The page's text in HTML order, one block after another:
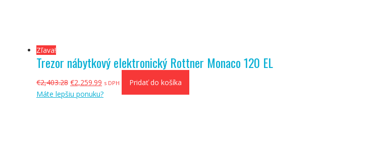
Zľava!
Trezor nábytkový elektronický Rottner Monaco 120 EL
€2,403.28 Pôvodná
cena
€2,259.99 Aktuálna
cena
s DPH
Pridať do košíka
Máte lepšiu ponuku?